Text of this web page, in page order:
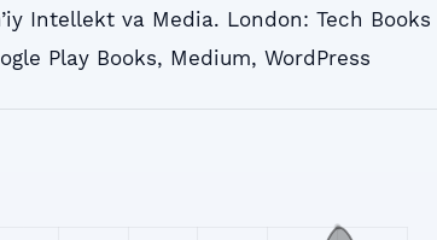
Intellekt va Media. London: Tech Books
Play Books, Medium, WordPress